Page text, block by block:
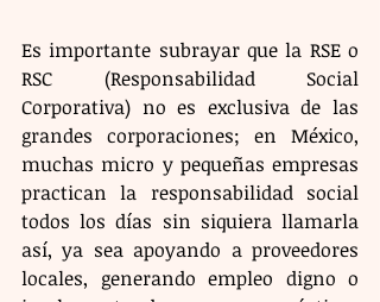
​Es importante subrayar que la RSE o
RSC (Responsabilidad Social
Corporativa) no es exclusiva de las
grandes corporaciones; en México,
muchas micro y pequeñas empresas
practican la responsabilidad social
todos los días sin siquiera llamarla
así, ya sea apoyando a proveedores
locales, generando empleo digno o